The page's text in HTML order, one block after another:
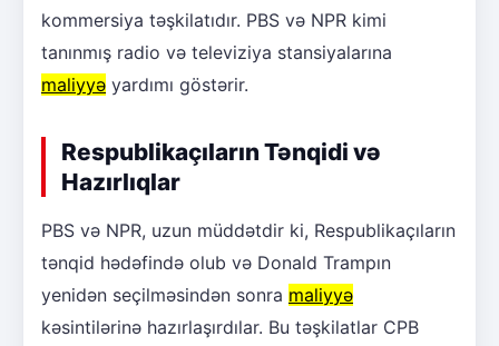
kommersiya təşkilatıdır. PBS və NPR kimi
tanınmış radio və televiziya stansiyalarına
maliyyə yardımı göstərir.
Respublikaçıların Tənqidi və
Hazırlıqlar
PBS və NPR, uzun müddətdir ki, Respublikaçıların
tənqid hədəfində olub və Donald Trampın
yenidən seçilməsindən sonra maliyyə
kəsintilərinə hazırlaşırdılar. Bu təşkilatlar CPB